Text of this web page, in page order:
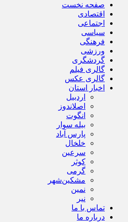
صفحه نخست
اقتصادی
اجتماعی
سیاسی
فرهنگی
ورزشی
گردشگری
گالری فیلم
گالری عکس
اخبار استان
اردبیل
اصلاندوز
انگوت
بیله سوار
پارس آباد
خلخال
سرعین
کوثر
گرمی
مشکین‌شهر
نمین
نیر
تماس با ما
درباره ما